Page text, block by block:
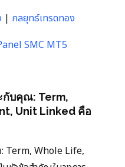
| กลยุทธ์เทรดทอง
SMC MT5
กับคุณ: Term,
Unit Linked คือ
Term, Whole Life,